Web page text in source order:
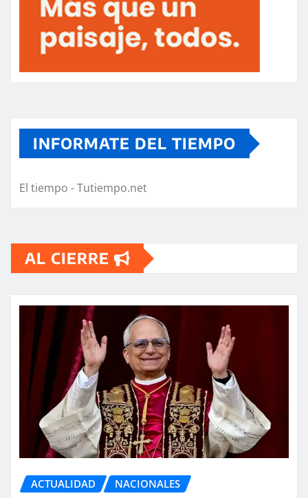
INFORMATE DEL TIEMPO
El tiempo - Tutiempo.net
AL CIERRE
ACTUALIDAD NACIONALES